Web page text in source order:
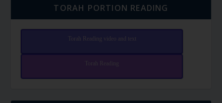
TORAH PORTION READING
Torah Reading video and text
Torah Reading